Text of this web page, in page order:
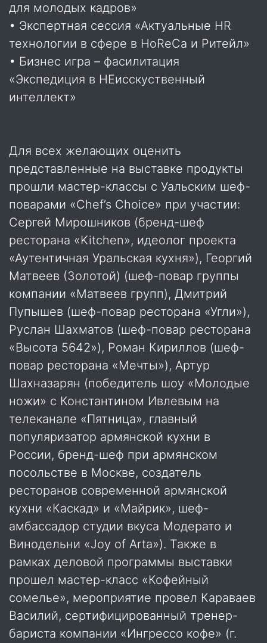
для молодых кадров»
• Экспертная сессия «Актуальные HR
технологии в сфере в HoReCa и Ритейл»
• Бизнес игра – фасилитация
«Экспедиция в НЕисскуственный
интеллект»
Для всех желающих оценить
представленные на выставке продукты
прошли мастер-классы с Уальским шеф-
поварами «Chef’s Choice» при участии:
Сергей Мирошников (бренд-шеф
ресторана «Kitchen», идеолог проекта
«Аутентичная Уральская кухня»), Георгий
Матвеев (Золотой) (шеф-повар группы
компании «Матвеев групп), Дмитрий
Пупышев (шеф-повар ресторана «Угли»),
Руслан Шахматов (шеф-повар ресторана
«Высота 5642»), Роман Кириллов (шеф-
повар ресторана «Мечты»), Артур
Шахназарян (победитель шоу «Молодые
ножи» с Константином Ивлевым на
телеканале «Пятница», главный
популяризатор армянской кухни в
России, бренд-шеф при армянском
посольстве в Москве, создатель
ресторанов современной армянской
кухни «Каскад» и «Майрик», шеф-
амбассадор студии вкуса Модерато и
Винодельни «Joy of Arta»). Также в
рамках деловой программы выставки
прошел мастер-класс «Кофейный
сомелье», мероприятие провел Караваев
Василий, сертифицированный тренер-
бариста компании «Ингрессо кофе» (г.